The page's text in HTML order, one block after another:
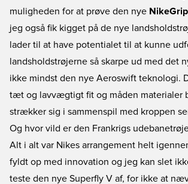
muligheden for at prøve den nye NikeGrip
jeg også fik kigget på de nye
lader til at have potentialet til at kunne
landsholdstrøjerne så skarpe ud med det
ikke mindst den nye Aeroswift teknologi.
tæt og lavvægtigt fit og måden materialer
strækker sig i sammenspil med kroppen
Og hvor vild er den Frankrigs
Alt i alt var Nikes arrangement helt
fyldt op med innovation og jeg kan slet
teste den nye Superfly V af, for ikke at